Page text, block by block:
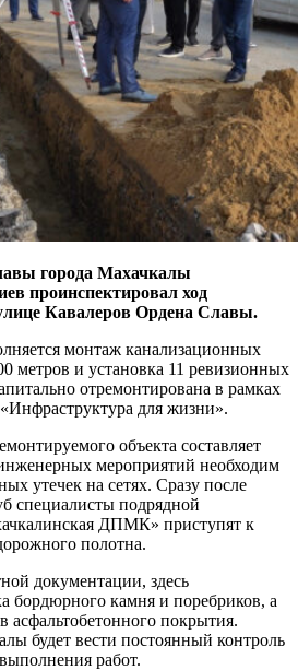
города Махачкалы
проинспектировал ход
Кавалеров Ордена Славы.
монтаж канализационных
метров и установка 11 ревизионных
отремонтирована в рамках
для жизни».
объекта составляет
мероприятий необходим
утечек на сетях. Сразу после
специалисты подрядной
ДПМК» приступят к
полотна.
документации, здесь
бордюрного камня и поребриков, а
асфальтобетонного покрытия.
будет вести постоянный контроль
работ.